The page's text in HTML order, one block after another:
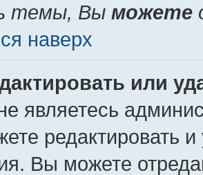
темы, Вы можете
наверх
или
являетесь
редактировать
Вы можете